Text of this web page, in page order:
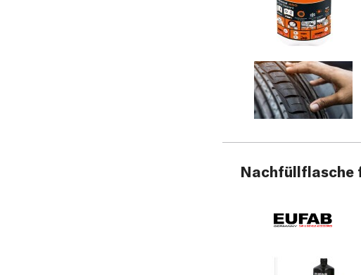
Nachfüllflasche